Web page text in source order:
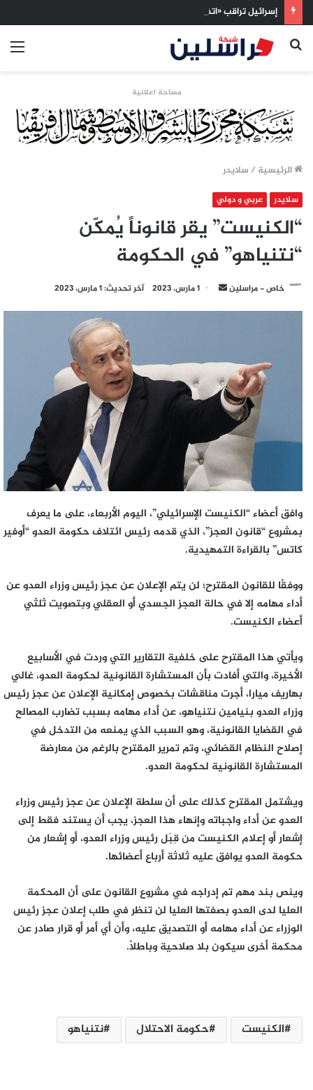
بحث
مساحة اعلانية
الرئيسية / سلايدر
سلايدر عربي و دولي
“الكنيست” يقر قانوناً يُمكّن
“نتنياهو” في الحكومة
خاص - مراسلين
أرسل 1 مارس، 2023 آخر تحديث: 1 مارس، 2023
وافق أعضاء “الكنيست الإسرائيلي”، اليوم الأربعاء، على ما يعرف
بمشروع “قانون العجز”، الذي قدمه رئيس ائتلاف حكومة العدو “أوفير
كاتس” بالقراءة التمهيدية.
ووفقًا للقانون المقترح؛ لن يتم الإعلان عن عجز رئيس وزراء العدو عن
أداء مهامه إلا في حالة العجز الجسدي أو العقلي وبتصويت ثلثي
أعضاء الكنيست.
ويأتي هذا المقترح على خلفية التقارير التي وردت في الأسابيع
الأخيرة، والتي أفادت بأن المستشارة القانونية لحكومة العدو، غالي
بهاريف ميارا، أجرت مناقشات بخصوص إمكانية الإعلان عن عجز رئيس
وزراء العدو بنيامين نتنياهو، عن أداء مهامه بسبب تضارب المصالح
في القضايا القانونية، وهو السبب الذي يمنعه من التدخل في
إصلاح النظام القضائي، وتم تمرير المقترح بالرغم من معارضة
المستشارة القانونية لحكومة العدو.
ويشتمل المقترح كذلك على أن سلطة الإعلان عن عجز رئيس وزراء
العدو عن أداء واجباته وإنهاء هذا العجز، يجب أن يستند فقط إلى
إشعار أو إعلام الكنيست من قِبَل رئيس وزراء العدو، أو إشعار من
حكومة العدو يوافق عليه ثلاثة أرباع أعضائها.
وينص بند مهم تم إدراجه في مشروع القانون على أن المحكمة
العليا لدى العدو بصفتها العليا لن تنظر في طلب إعلان عجز رئيس
الوزراء عن أداء مهامه أو التصديق عليه، وأن أي أمر أو قرار صادر عن
محكمة أخرى سيكون بلا صلاحية وباطلاً.
الكنيست حكومة الاحتلال نتنياهو